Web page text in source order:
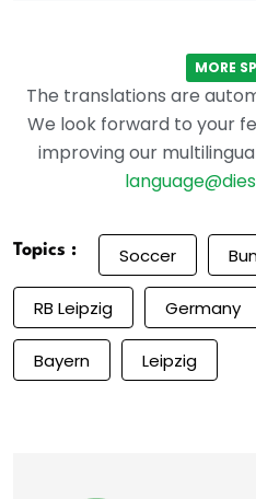
MORE
The translations are
We look forward to your
improving our
Topics : Soccer
RB Leipzig Germany
Bayern Leipzig